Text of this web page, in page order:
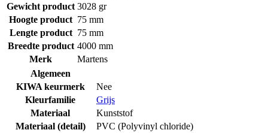
Gewicht product 3028 gr
Hoogte product 75 mm
Lengte product 75 mm
Breedte product 4000 mm
Merk
Martens
Algemeen
KIWA keurmerk
Nee
Kleurfamilie
Grijs
Materiaal
Kunststof
Materiaal (detail)
PVC (Polyvinyl chloride)